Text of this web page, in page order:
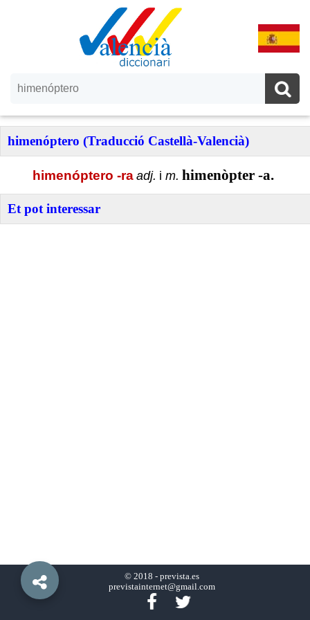
himenóptero (Traducció Castellà-Valencià)
himenóptero -ra adj. im. himenòpter -a.
Et pot interessar
© 2018 - prevista.es
previstainternet@gmail.com